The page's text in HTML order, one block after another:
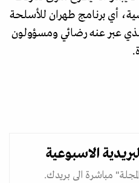
أي برنامج طهران للأسلحة
عبر عنه رضائي ومسؤولون
الاسبوعية
مباشرة الى بريدك.